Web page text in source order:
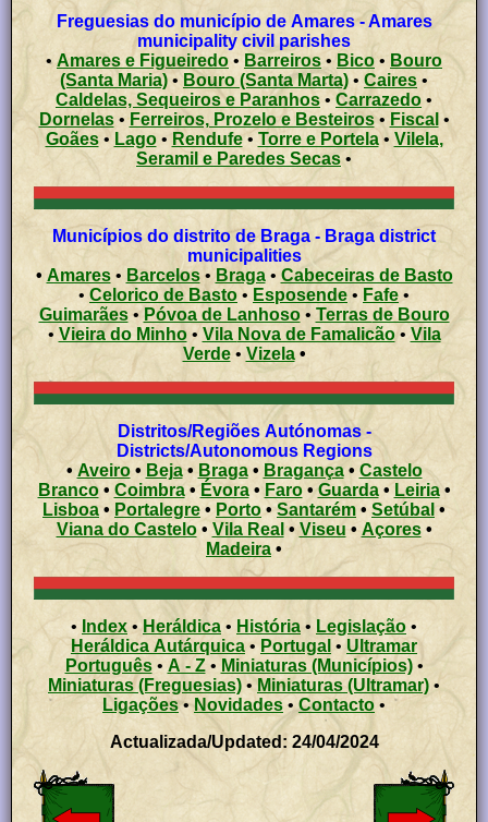
Freguesias do município de Amares - Amares
municipality civil parishes
•Amares e Figueiredo • Barreiros •Bico • Bouro
(Santa Maria) • Bouro (Santa Marta) • Caires •
Caldelas, Sequeiros e Paranhos • Carrazedo •
Dornelas•Ferreiros, Prozelo e Besteiros • Fiscal •
Goães• Lago• Rendufe • Torre e Portela• Vilela,
Seramil e Paredes Secas •
Municípios do distrito de Braga - Braga district
municipalities
• Amares• Barcelos• Braga• Cabeceiras de Basto
•
Celorico de Basto • Esposende • Fafe •
Guimarães• Póvoa de Lanhoso•
Terras de Bouro
•Vieira do Minho• Vila Nova de Famalicão• Vila
Verde• Vizela•
Distritos/Regiões Autónomas -
Districts/Autonomous Regions
• Aveiro• Beja• Braga• Bragança• Castelo
Branco• Coimbra• Évora• Faro•Guarda• Leiria•
Lisboa• Portalegre • Porto•Santarém • Setúbal •
Viana do Castelo• Vila Real •Viseu • Açores •
Madeira •
• Index • Heráldica • História • Legislação •
Heráldica Autárquica • Portugal •Ultramar
Português• A - Z• Miniaturas (Municípios)•
Miniaturas (Freguesias)•Miniaturas (Ultramar) •
Ligações•Novidades • Contacto •
Actualizada/Updated: 24/04/2024